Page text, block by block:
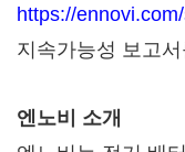
https://
지속가능성 보고
엔노비 소개